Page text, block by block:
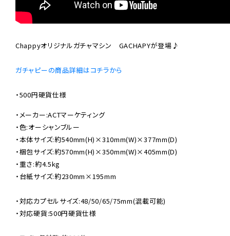
Chappyオリジナルガチャマシン　GACHAPYが登場♪
ガチャピーの商品詳細はコチラから
・500円硬貨仕様
・メーカー:ACTマーケティング
・色:オーシャンブルー
・本体サイズ:約540mm(H)×310mm(W)×377mm(D)
・梱包サイズ:約570mm(H)×350mm(W)×405mm(D)
・重さ:約4.5kg
・台紙サイズ:約230mm×195mm
・対応カプセルサイズ:48/50/65/75mm(混載可能)
・対応硬貨:500円硬貨仕様